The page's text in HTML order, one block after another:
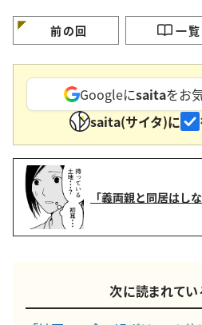
前の回 一覧
Googleにsaitaをお
saita(サイタ)に
「義両親と同居はし
次に読まれてい